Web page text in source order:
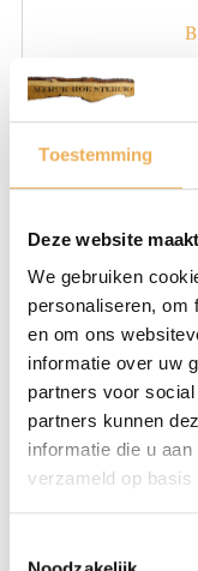
Toestemming
Deze website
We gebruiken
personaliseren, om
en om ons
informatie over uw
partners voor
partners kunnen
informatie die u
verzameld op
Populieren
voedselrijke en
bloemen
het
Het is grijzig
gewicht. Het
voor het
kratten, kistjes
Daarnaast kan
fineer, triplex,
populierwortel
voor
populierwortel,